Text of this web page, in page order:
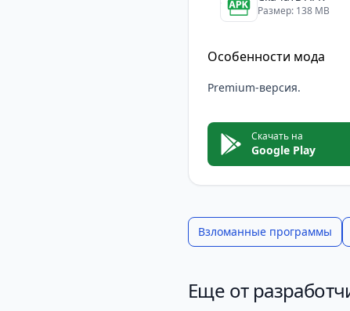
Размер: 138 MB
Особенности мода
Premium-версия.
Скачать на
Google Play
Взломанные программы
Еще от